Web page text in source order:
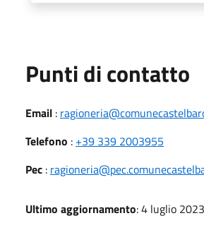
Punti di contatto
Email :
Telefono : +39 339 2003955
Pec :
Ultimo aggiornamento: 4 luglio